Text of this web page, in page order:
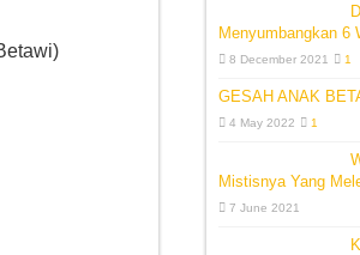
Menyumbangkan 6
8 December 2021 1
GESAH ANAK
4 May 2022 1
Mistisnya Yang
7 June 2021